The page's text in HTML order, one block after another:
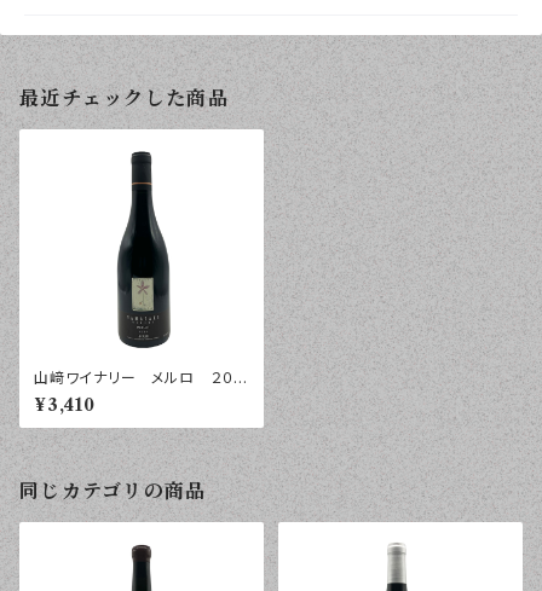
最近チェックした商品
山﨑ワイナリー メルロ ２０２
４年 ７５０ｍｌ
¥3,410
同じカテゴリの商品